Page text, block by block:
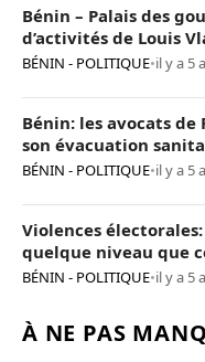
Bénin – Palais des
d’activités de Louis
BÉNIN - POLITIQUE•il y a 5
Bénin: les avocats
son évacuation
BÉNIN - POLITIQUE•il y a 5
Violences
quelque niveau que
Talon
BÉNIN - POLITIQUE•il y a 5
À NE PAS